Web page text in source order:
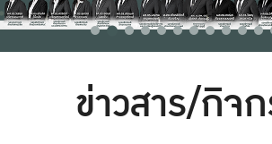
ข่าวสาร/กิจ